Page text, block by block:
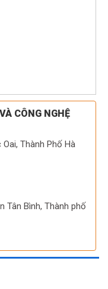
CÔNG NGHỆ
Thành Phố Hà
Tân Bình, Thành phố